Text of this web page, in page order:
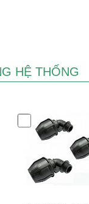
HỆ THỐNG